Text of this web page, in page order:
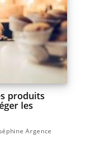
produits
les
Argence